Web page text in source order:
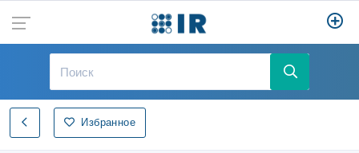
Избранное